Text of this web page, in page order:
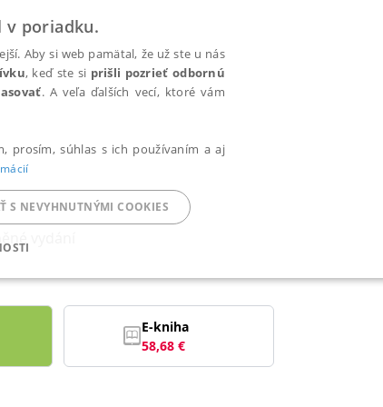
vydání
E-kniha
58,68 €
v poriadku.
Aby si web pamätal, že už ste u nás
, keď ste si prišli pozrieť odbornú
. A veľa ďalších vecí, ktoré vám
prosím, súhlas s ich používaním a aj
S NEVYHNUTNÝMI COOKIES
FUNKČNÉ NEZARADENÉ SÚBORY
nevyhnutných súborov cookie nie je možné webové stránky správne používať.